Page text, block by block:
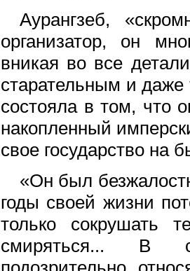
Аурангзеб,
организатор, он
вникая во все
старательным и
состояла в том, что
накопленный
свое государство на
«Он был
годы своей жизни
только сокрушать
смиряться... В